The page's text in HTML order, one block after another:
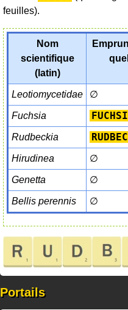
feuilles).
Nom
scientifique
(latin)
quel
Leotiomycetidae ∅
Fuchsia
Rudbeckia
Hirudinea ∅
Genetta ∅
Bellis perennis ∅
Portails